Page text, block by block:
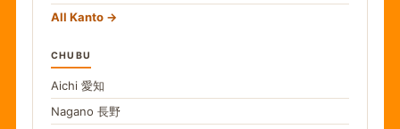
All Kanto
CHUBU
Aichi 愛知
Nagano 長野